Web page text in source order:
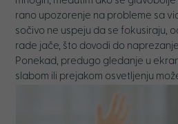
rano upozorenje na probleme sa
sočivo ne uspeju da se fokusiraju,
rade jače, što dovodi do
Ponekad, predugo gledanje u
slabom ili prejakom osvetljenju